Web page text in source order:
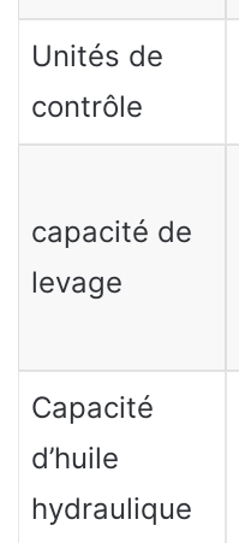
Unités de
contrôle
capacité de
levage
Capacité
d’huile
hydraulique